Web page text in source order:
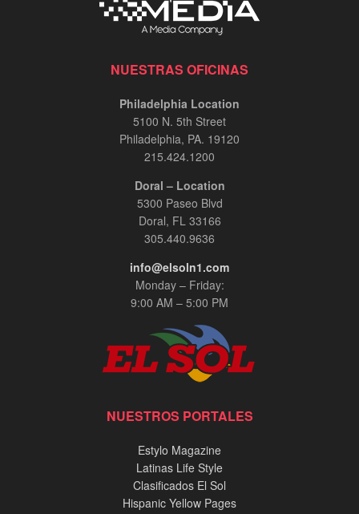
NUESTRAS OFICINAS
Philadelphia Location
5100 N. 5th Street
Philadelphia, PA. 19120
215.424.1200
Doral – Location
5300 Paseo Blvd
Doral, FL 33166
305.440.9636
info@elsoln1.com
Monday – Friday:
9:00 AM – 5:00 PM
NUESTROS PORTALES
Estylo Magazine
Latinas Life Style
Clasificados El Sol
Hispanic Yellow Pages